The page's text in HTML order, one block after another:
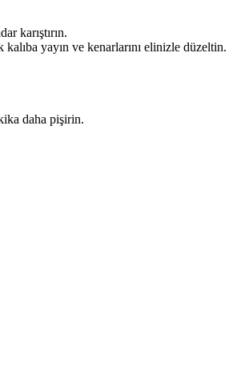
karıştırın.
yayın ve kenarlarını elinizle düzeltin.
daha pişirin.